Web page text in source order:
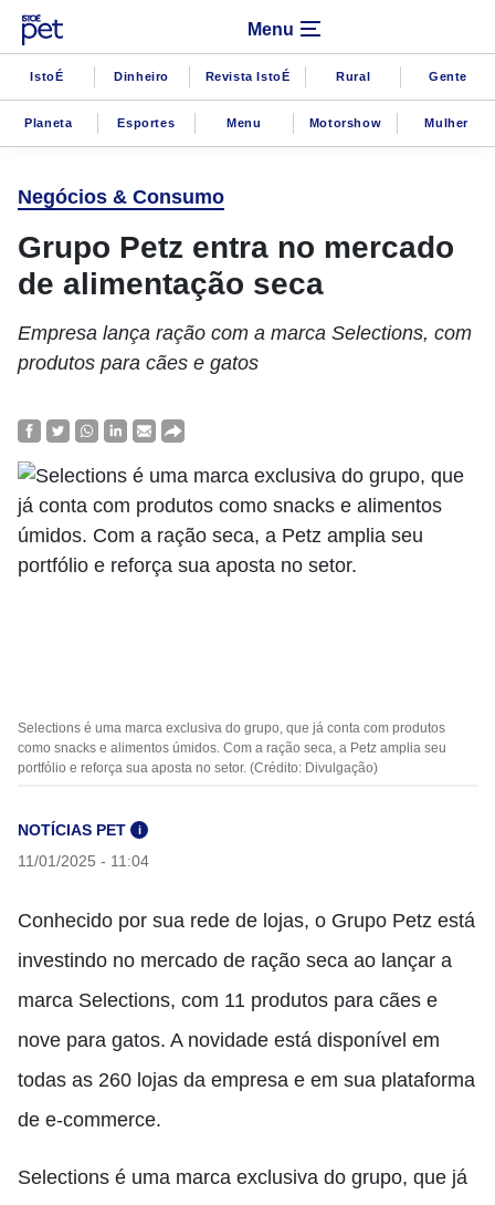
Menu
IstoÉ Dinheiro Revista IstoÉ Rural Gente
Planeta Esportes Menu Motorshow Mulher
Negócios & Consumo
Grupo Petz entra no mercado
de alimentação seca
Empresa lança ração com a marca Selections, com
produtos para cães e gatos
Selections é uma marca exclusiva do grupo, que já conta com produtos
como snacks e alimentos úmidos. Com a ração seca, a Petz amplia seu
portfólio e reforça sua aposta no setor. (Crédito: Divulgação)
NOTÍCIAS PET i
11/01/2025 - 11:04
Conhecido por sua rede de lojas, o Grupo Petz está
investindo no mercado de ração seca ao lançar a
marca Selections, com 11 produtos para cães e
nove para gatos. A novidade está disponível em
todas as 260 lojas da empresa e em sua plataforma
de e-commerce.
Selections é uma marca exclusiva do grupo, que já